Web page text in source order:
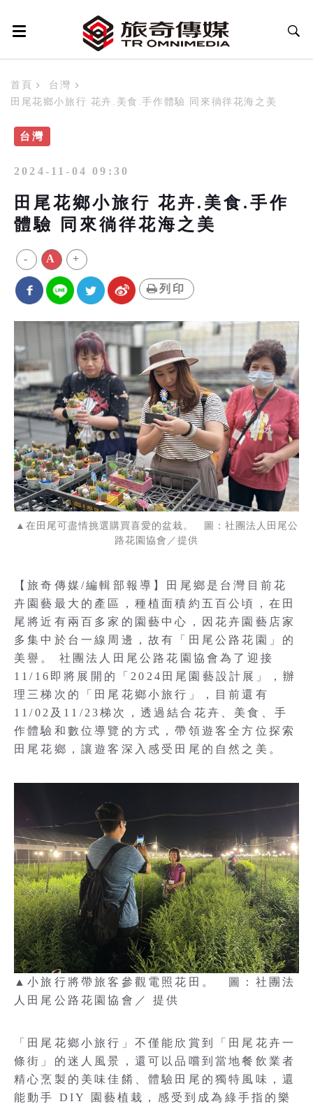
首頁
台灣
田尾花鄉小旅行 花卉.美食.手作體驗 同來徜徉花海之美
台灣
2024-11-04 09:30
田尾花鄉小旅行 花卉.美食.手作
體驗 同來徜徉花海之美
- A +
列印
▲在田尾可盡情挑選購買喜愛的盆栽。 圖：社團法人田尾公
路花園協會／提供
【旅奇傳媒/編輯部報導】田尾鄉是台灣目前花
卉園藝最大的產區，種植面積約五百公頃，在田
尾將近有兩百多家的園藝中心，因花卉園藝店家
多集中於台一線周邊，故有「田尾公路花園」的
美譽。 社團法人田尾公路花園協會為了迎接
11/16即將展開的「2024田尾園藝設計展」，辦
理三梯次的「田尾花鄉小旅行」，目前還有
11/02及11/23梯次，透過結合花卉、美食、手
作體驗和數位導覽的方式，帶領遊客全方位探索
田尾花鄉，讓遊客深入感受田尾的自然之美。
▲小旅行將帶旅客參觀電照花田。 圖：社團法
人田尾公路花園協會／ 提供
「田尾花鄉小旅行」不僅能欣賞到「田尾花卉一
條街」的迷人風景，還可以品嚐到當地餐飲業者
精心烹製的美味佳餚、體驗田尾的獨特風味，還
能動手 DIY 園藝植栽，感受到成為綠手指的樂